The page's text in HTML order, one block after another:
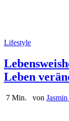
Lifestyle
Leben
7 Min. von